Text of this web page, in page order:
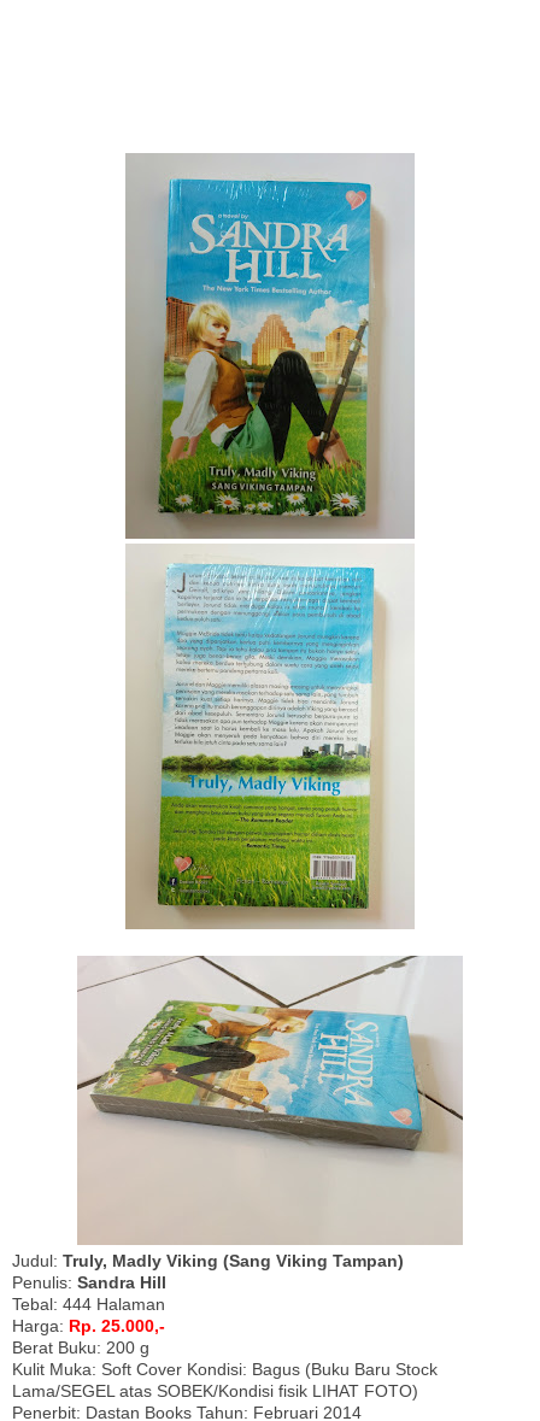
Judul: Truly, Madly Viking (Sang Viking Tampan)
Penulis: Sandra Hill
Tebal: 444 Halaman
Harga: Rp. 25.000,-
Berat Buku: 200 g
Kulit Muka: Soft Cover Kondisi: Bagus (Buku Baru Stock
Lama/SEGEL atas SOBEK/Kondisi fisik LIHAT FOTO)
Penerbit: Dastan Books Tahun: Februari 2014